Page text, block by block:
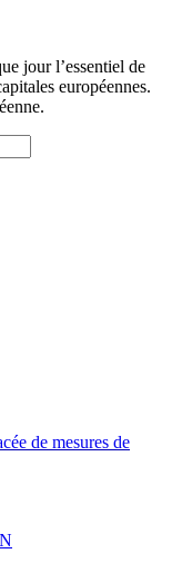
jour l’essentiel de
européennes.
de mesures de